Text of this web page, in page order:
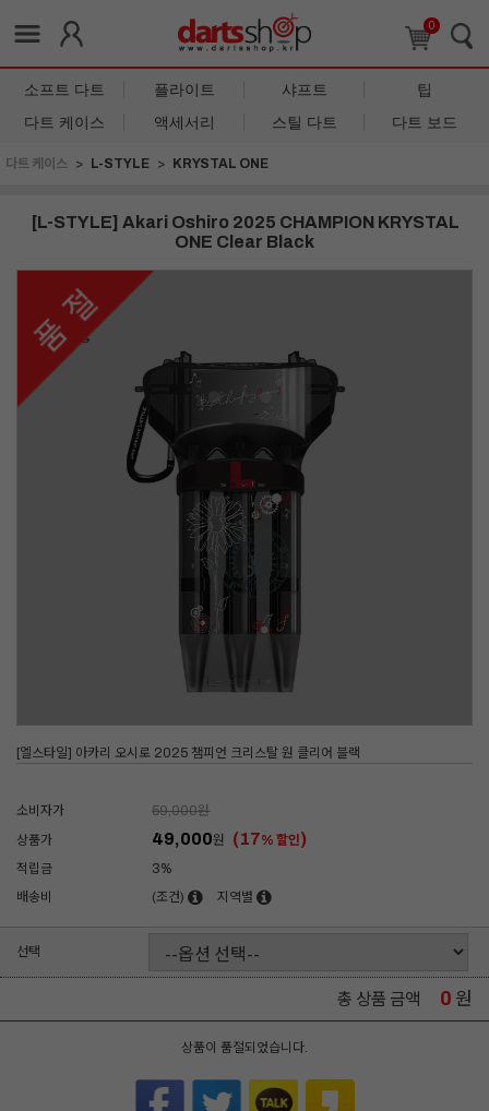
0
소프트 다트 플라이트 샤프트
팁
다트 케이스
액세서리 스틸 다트 다트 보드
다트 케이스 L-STYLE KRYSTAL ONE
[L-STYLE] Akari Oshiro 2025 CHAMPION KRYSTAL
ONE Clear Black
[엘스타일] 아카리 오시로 2025 챔피언 크리스탈 원 클리어 블랙
소비자가 59,000원
상품가
49,000원 (17% 할인)
적립금
3%
배송비
(조건) 지역별
선택
총 상품 금액 0 원
상품이 품절되었습니다.